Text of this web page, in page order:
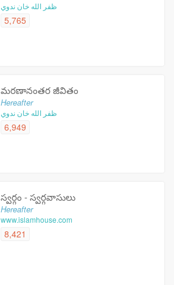
ظفر الله خان ندوي
5,765
మరణానంతర జీవితం
Hereafter
ظفر الله خان ندوي
6,949
స్వర్గం - స్వర్గవాసులు
Hereafter
www.islamhouse.com
8,421